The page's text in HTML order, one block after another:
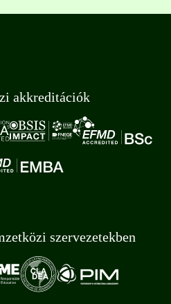
akkreditációk
szervezetekben